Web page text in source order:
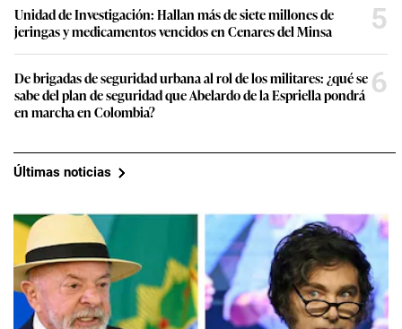
Unidad de Investigación: Hallan más de siete millones de
jeringas y medicamentos vencidos en Cenares del Minsa
5
De brigadas de seguridad urbana al rol de los militares: ¿qué se
sabe del plan de seguridad que Abelardo de la Espriella pondrá
en marcha en Colombia?
6
Últimas noticias